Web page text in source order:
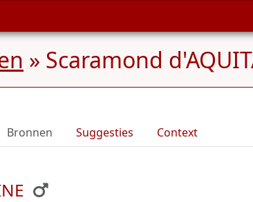
» Scaramond
Bronnen Suggesties Context